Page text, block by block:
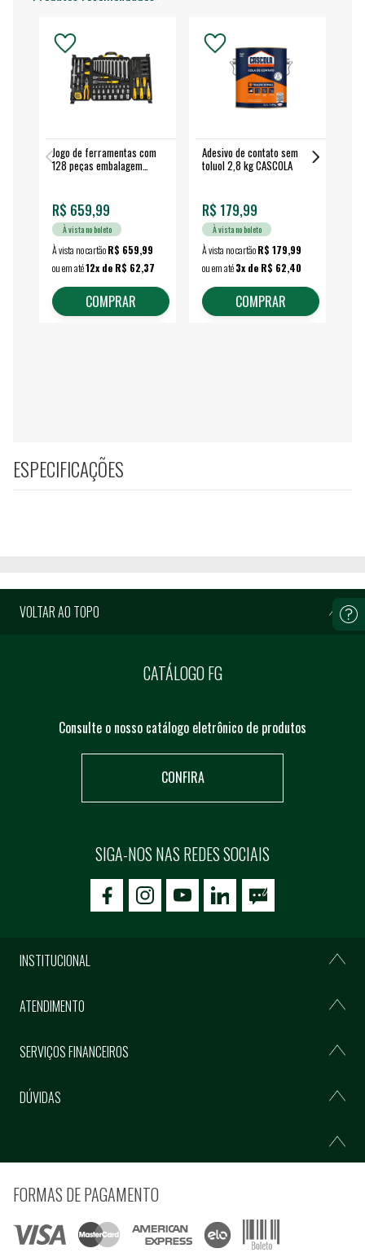
Jogo de ferramentas com
128 peças embalagem
R$ 659,99
À vista no boleto
À vista no cartãoR$ 659,99
ou em até12x de R$ 62,37
COMPRAR
Adesivo de contato sem
toluol 2,8 kg CASCOLA
R$ 179,99
À vista no boleto
À vista no cartãoR$ 179,99
ou em até3x de R$ 62,40
COMPRAR
ESPECIFICAÇÕES
VOLTAR AO TOPO
CATÁLOGO FG
Consulte o nosso catálogo eletrônico de produtos
CONFIRA
SIGA-NOS NAS REDES SOCIAIS
icon-facebookicon-social02icon-social03
INSTITUCIONAL
ATENDIMENTO
SERVIÇOS FINANCEIROS
DÚVIDAS
FORMAS DE PAGAMENTO